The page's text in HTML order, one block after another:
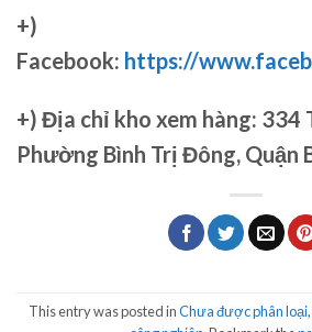
+)
Facebook: https://
+) Địa chỉ kho xem hàng: 334
Phường Bình Trị Đông, Quận
This entry was posted inChưa được phân loại,